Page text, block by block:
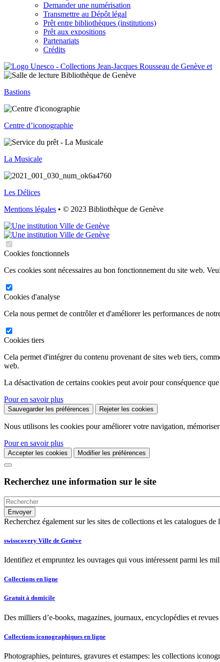
Demander une numérisation
Transmettre au Dépôt légal
Prêt entre bibliothèques (institutions)
Prêt aux expositions
Partenariats
Crédits
Bastions
Centre d’iconographie
La Musicale
Les Délices
Mentions légales • © 2023 Bibliothèque de Genève
Cookies fonctionnels
Ces cookies sont nécessaires au bon fonctionnement du site web.
Cookies d'analyse
Cela nous permet de contrôler et d'améliorer les performances de
Cookies tiers
Cela permet d'intégrer du contenu provenant de sites web tiers,
web.
La désactivation de certains cookies peut avoir pour conséquence
Pour en savoir plus
Sauvegarder les préférences Rejeter les cookies
Nous utilisons les cookies pour améliorer votre navigation,
Pour en savoir plus
Accepter les cookies Modifier les préférences
Recherchez une information sur le site
Recherchez également sur les sites de collections et les catalogues
swisscovery Ville de Genève
Identifiez et empruntez les ouvrages qui vous intéressent parmi les
Collections en ligne
Gratuit à domicile
Des milliers d’e-books, magazines, journaux, encyclopédies et
Collections iconographiques en ligne
Photographies, peintures, gravures et estampes: les collections